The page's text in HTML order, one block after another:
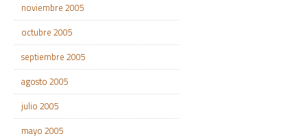
noviembre 2005
octubre 2005
septiembre 2005
agosto 2005
julio 2005
mayo 2005